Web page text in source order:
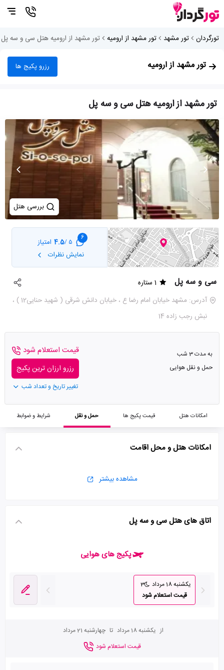
تورگردان تور مشهد تور مشهد از ارومیه تور مشهد از ارومیه هتل سی و سه پل
تور مشهد از ارومیه رزرو پکیج ها
تور مشهد از ارومیه هتل سی و سه پل
بررسی هتل
6
5 /
4.5 امتیاز
نمایش نظرات
سی و سه پل
1 ستاره
آدرس: مشهد خیابان امام رضا ع ، خیابان دانش شرقی ( شهید حنایی12 ) ،
نبش رجب زاده 14
به مدت 3 شب
حمل و نقل هوایی
قیمت استعلام شود
رزرو ارزان ترین پکیج
تغییر تاریخ و تعداد شب
امکانات هتل قیمت پکیج ها حمل و نقل شرایط و ضوابط
امکانات هتل و محل اقامت
مشاهده بیشتر
اتاق های هتل سی و سه پل
پکیج های هوایی
یکشنبه 18 مرداد
3
قیمت استعلام شود
از یکشنبه 18 مرداد تا چهارشنبه 21 مرداد
قیمت استعلام شود